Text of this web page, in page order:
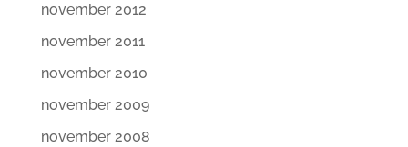
november 2012
november 2011
november 2010
november 2009
november 2008